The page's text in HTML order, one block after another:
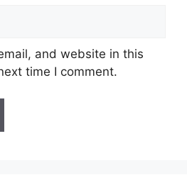
and website in this
time I comment.